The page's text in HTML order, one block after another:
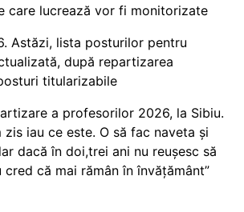
care lucrează vor fi monitorizate
Astăzi, lista posturilor pentru
după repartizarea
titularizabile
a profesorilor 2026, la Sibiu.
zis iau ce este. O să fac naveta și
dacă în doi,trei ani nu reușesc să
că mai rămân în învățământ”